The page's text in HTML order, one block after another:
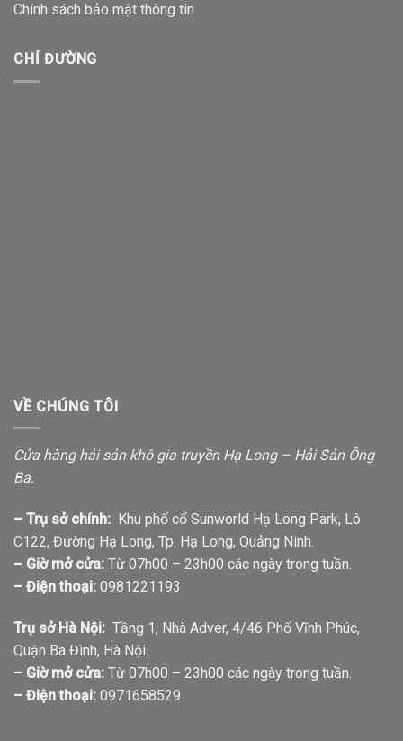
Chính sách bảo mật thông tin
CHỈ ĐƯỜNG
VỀ CHÚNG TÔI
Cửa hàng hải sản khô gia truyền Hạ Long – Hải Sản Ông
Ba.
– Trụ sở chính: Khu phố cổ Sunworld Hạ Long Park, Lô
C122, Đường Hạ Long, Tp. Hạ Long, Quảng Ninh.
– Giờ mở cửa: Từ 07h00 – 23h00 các ngày trong tuần.
– Điện thoại: 0981221193
Trụ sở Hà Nội: Tầng 1, Nhà Adver, 4/46 Phố Vĩnh Phúc,
Quận Ba Đình, Hà Nội.
– Giờ mở cửa: Từ 07h00 – 23h00 các ngày trong tuần.
– Điện thoại: 0971658529